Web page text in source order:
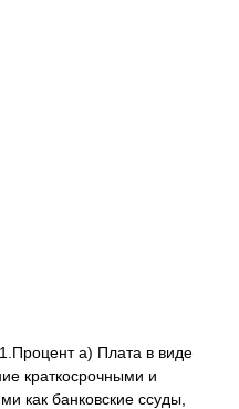
а) Плата в виде
краткосрочными и
как банковские ссуды,